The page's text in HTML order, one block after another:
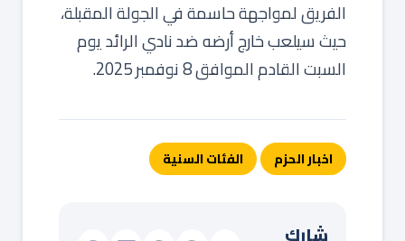
الفريق لمواجهة حاسمة في الجولة المقبلة،
حيث سيلعب خارج أرضه ضد نادي الرائد يوم
السبت القادم الموافق 8 نوفمبر 2025.
اخبار الحزم الفئات السنية
شارك